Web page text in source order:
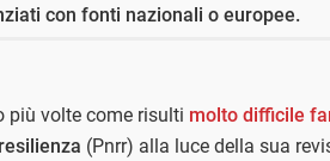
con fonti nazionali o europee.
più volte come risulti molto difficile
(Pnrr) alla luce della sua